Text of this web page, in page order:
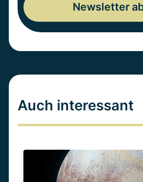
Auch interessant